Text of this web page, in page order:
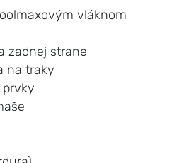
vláknom
zadnej strane
na traky